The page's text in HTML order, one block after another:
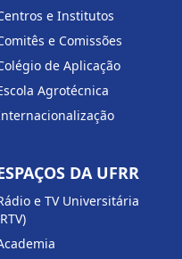
e Institutos
e Comissões
de Aplicação
Agrotécnica
DA UFRR
e TV Universitária